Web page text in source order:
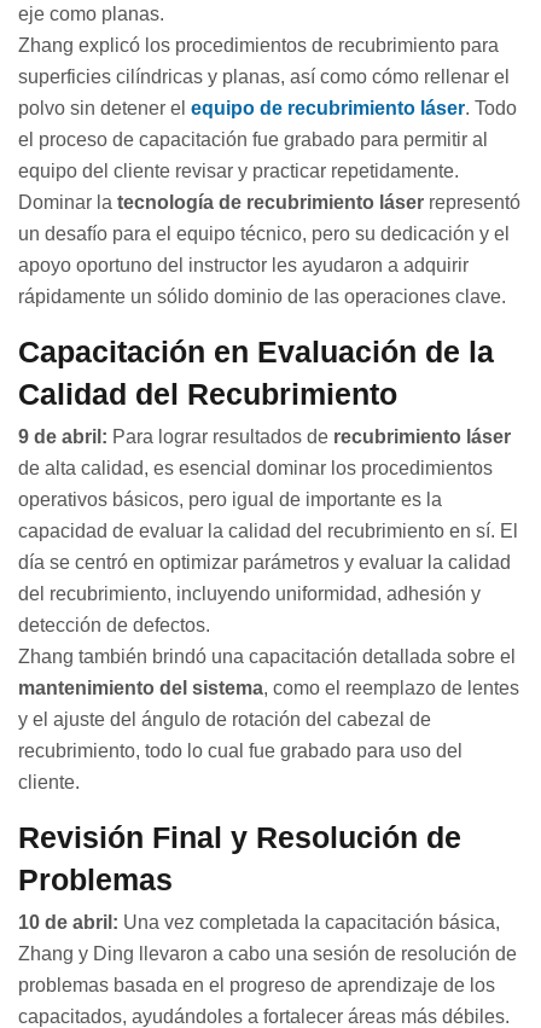
eje como planas.
Zhang explicó los procedimientos de recubrimiento para
superficies cilíndricas y planas, así como cómo rellenar el
polvo sin detener el equipo de recubrimiento láser. Todo
el proceso de capacitación fue grabado para permitir al
equipo del cliente revisar y practicar repetidamente.
Dominar la tecnología de recubrimiento láser representó
un desafío para el equipo técnico, pero su dedicación y el
apoyo oportuno del instructor les ayudaron a adquirir
rápidamente un sólido dominio de las operaciones clave.
Capacitación en Evaluación de la
Calidad del Recubrimiento
9 de abril: Para lograr resultados de recubrimiento láser
de alta calidad, es esencial dominar los procedimientos
operativos básicos, pero igual de importante es la
capacidad de evaluar la calidad del recubrimiento en sí. El
día se centró en optimizar parámetros y evaluar la calidad
del recubrimiento, incluyendo uniformidad, adhesión y
detección de defectos.
Zhang también brindó una capacitación detallada sobre el
mantenimiento del sistema, como el reemplazo de lentes
y el ajuste del ángulo de rotación del cabezal de
recubrimiento, todo lo cual fue grabado para uso del
cliente.
Revisión Final y Resolución de
Problemas
10 de abril: Una vez completada la capacitación básica,
Zhang y Ding llevaron a cabo una sesión de resolución de
problemas basada en el progreso de aprendizaje de los
capacitados, ayudándoles a fortalecer áreas más débiles.